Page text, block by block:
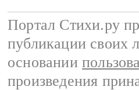
Портал Стихи.ру
публикации своих
основании
произведения